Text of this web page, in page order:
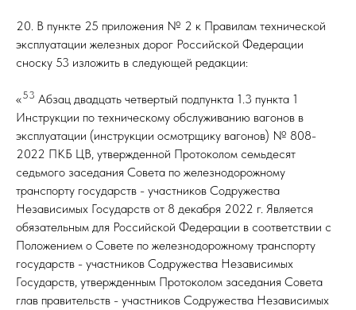
20. В пункте 25 приложения № 2 к Правилам технической
эксплуатации железных дорог Российской Федерации
сноску 53 изложить в следующей редакции:
«53 Абзац двадцать четвертый подпункта 1.3 пункта 1
Инструкции по техническому обслуживанию вагонов в
эксплуатации (инструкции осмотрщику вагонов) № 808-
2022 ПКБ ЦВ, утвержденной Протоколом семьдесят
седьмого заседания Совета по железнодорожному
транспорту государств - участников Содружества
Независимых Государств от 8 декабря 2022 г. Является
обязательным для Российской Федерации в соответствии с
Положением о Совете по железнодорожному транспорту
государств - участников Содружества Независимых
Государств, утвержденным Протоколом заседания Совета
глав правительств - участников Содружества Независимых